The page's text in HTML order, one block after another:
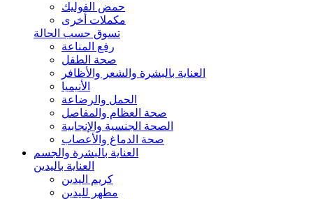
حمض الفوليك
مكملات أخرى
تسوق حسب الحالة
رفع المناعة
صحة الطفل
العناية بالبشرة والشعر والأظافر
الأنيميا
الحمل والرضاعة
صحة العظام والمفاصل
الصحة الجنسية والإنجابية
صحة الدماغ والأعصاب
العناية بالبشرة والجسم
العناية باليدين
كريم اليدين
مطهر لليدين